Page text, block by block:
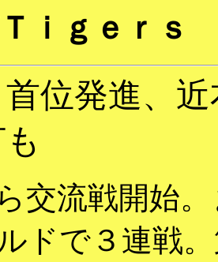
ｉｇｅｒｓ
位発進、
交流戦開始
ドで３連戦